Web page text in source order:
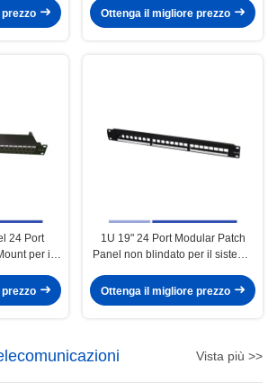
Ottenga il migliore prezzo
24 Port
per il
1U 19" 24 Port Modular Patch
Panel non blindato per il sistema
Ottenga il migliore prezzo
Vista più >>